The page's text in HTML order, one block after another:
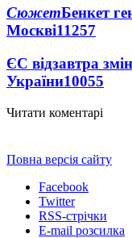
СюжетБенкет
Москві11257
ЄС відзавтра
України10055
Читати коментарі
Повна версія сайту
Facebook
Twitter
RSS-стрічки
E-mail розсилка